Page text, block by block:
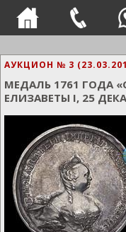
АУКЦИОН № 3
МЕДАЛЬ 1761 ГОДА
ЕЛИЗАВЕТЫ I, 25